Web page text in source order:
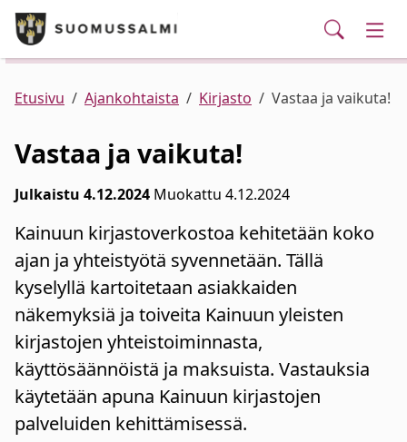
Siirry pääsisältöön
Puhelinluettelo/yhteystiedot
Palvelut
Ajankohtaista
Verkkokauppa
Haku
Kunta ja hallinto
Asuminen ja ympäristö
Varhaiskasvatus ja koulutus
Elinvoima
Kulttuuri, vapaa-aika ja nuoret
Etusivu Ajankohtaista Kirjasto Vastaa ja vaikuta!
Vastaa ja vaikuta!
Julkaistu 4.12.2024 Muokattu 4.12.2024
Kainuun kirjastoverkostoa kehitetään koko
ajan ja yhteistyötä syvennetään. Tällä
kyselyllä kartoitetaan asiakkaiden
näkemyksiä ja toiveita Kainuun yleisten
kirjastojen yhteistoiminnasta,
käyttösäännöistä ja maksuista. Vastauksia
käytetään apuna Kainuun kirjastojen
palveluiden kehittämisessä.